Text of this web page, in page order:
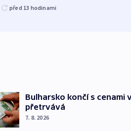
před 13 hodinami
Bulharsko končí s cenami
přetrvává
7. 8. 2026